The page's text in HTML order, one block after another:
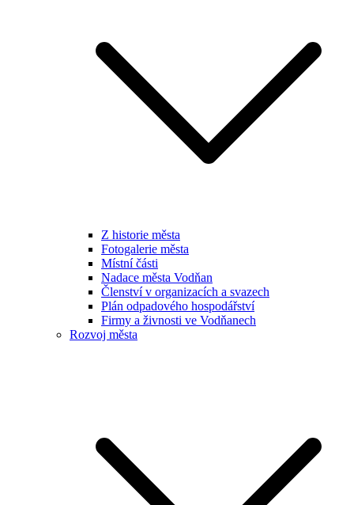
Z historie města
Fotogalerie města
Místní části
Nadace města Vodňan
Členství v organizacích a svazech
Plán odpadového hospodářství
Firmy a živnosti ve Vodňanech
Rozvoj města